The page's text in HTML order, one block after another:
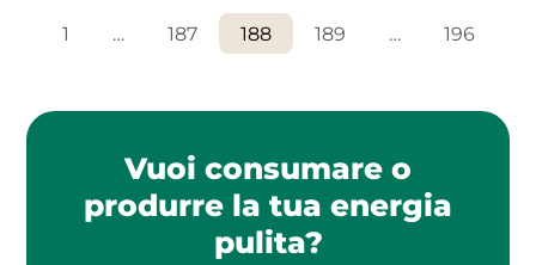
1 … 187 188 189 … 196
Vuoi consumare o
produrre la tua energia
pulita?